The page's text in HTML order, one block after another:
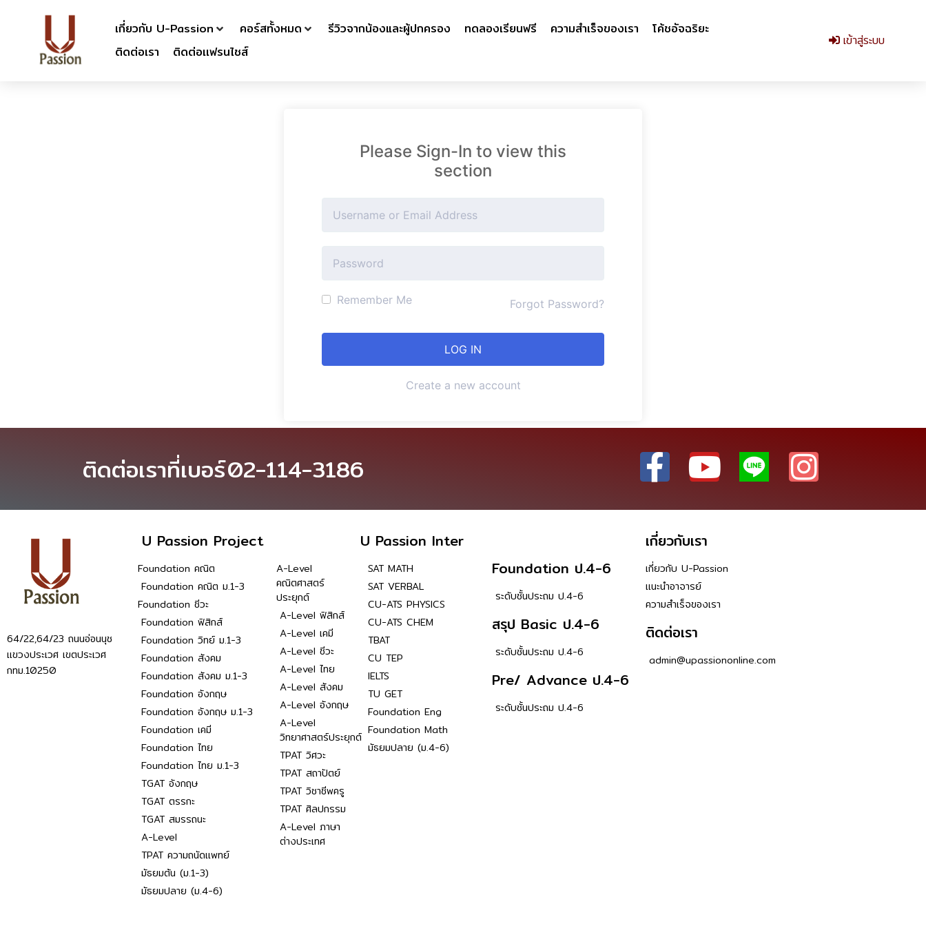
เกี่ยวกับ U-Passion คอร์สทั้งหมด รีวิวจากน้องและผู้ปกครอง ทดลองเรียนฟรี ความสำเร็จของเรา
โค้ชอัจฉริยะ
ติดต่อเรา
ติดต่อเเฟรนไชส์
เข้าสู่ระบบ
Please Sign-In to view this
section
Remember Me Forgot Password?
Create a new account
ติดต่อเราที่เบอร์02-114-3186
U Passion Project U Passion Inter เกี่ยวกับเรา
64/22,64/23 ถนนอ่อนนุช
แขวงประเวศ เขตประเวศ
กทม.10250
Foundation คณิต
Foundation คณิต ม.1-3
Foundation ชีวะ
Foundation ฟิสิกส์
Foundation วิทย์ ม.1-3
Foundation สังคม
Foundation สังคม ม.1-3
Foundation อังกฤษ
Foundation อังกฤษ ม.1-3
Foundation เคมี
Foundation ไทย
Foundation ไทย ม.1-3
TGAT อังกฤษ
TGAT ตรรกะ
TGAT สมรรถนะ
A-Level
TPAT ความถนัดแพทย์
มัธยมต้น (ม.1-3)
มัธยมปลาย (ม.4-6)
A-Level
คณิตศาสตร์
ประยุกต์
A-Level ฟิสิกส์
A-Level เคมี
A-Level ชีวะ
A-Level ไทย
A-Level สังคม
A-Level อังกฤษ
A-Level
วิทยาศาสตร์ประยุกต์
TPAT วิศวะ
TPAT สถาปัตย์
TPAT วิชาชีพครู
TPAT ศิลปกรรม
A-Level ภาษา
ต่างประเทศ
SAT MATH
SAT VERBAL
CU-ATS PHYSICS
CU-ATS CHEM
TBAT
CU TEP
IELTS
TU GET
Foundation Eng
Foundation Math
มัธยมปลาย (ม.4-6)
Foundation ป.4-6
ระดับชั้นประถม ป.4-6
สรุป Basic ป.4-6
ระดับชั้นประถม ป.4-6
Pre/ Advance ป.4-6
ระดับชั้นประถม ป.4-6
เกี่ยวกับ U-Passion
แนะนำอาจารย์
ความสำเร็จของเรา
ติดต่อเรา
admin@upassiononline.com